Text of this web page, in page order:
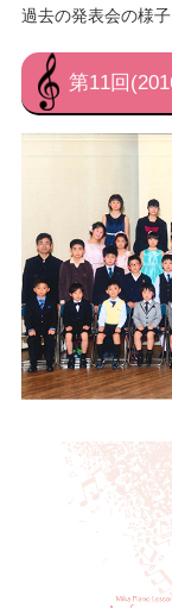
過去の発表会の様
第11回